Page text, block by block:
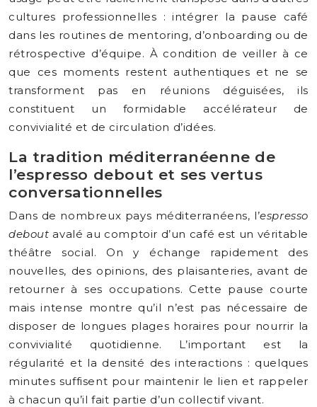
cultures professionnelles : intégrer la pause café
dans les routines de mentoring, d’onboarding ou de
rétrospective d’équipe. À condition de veiller à ce
que ces moments restent authentiques et ne se
transforment pas en réunions déguisées, ils
constituent un formidable accélérateur de
convivialité et de circulation d’idées.
La tradition méditerranéenne de
l’espresso debout et ses vertus
conversationnelles
Dans de nombreux pays méditerranéens, l’espresso
debout avalé au comptoir d’un café est un véritable
théâtre social. On y échange rapidement des
nouvelles, des opinions, des plaisanteries, avant de
retourner à ses occupations. Cette pause courte
mais intense montre qu’il n’est pas nécessaire de
disposer de longues plages horaires pour nourrir la
convivialité quotidienne. L’important est la
régularité et la densité des interactions : quelques
minutes suffisent pour maintenir le lien et rappeler
à chacun qu’il fait partie d’un collectif vivant.